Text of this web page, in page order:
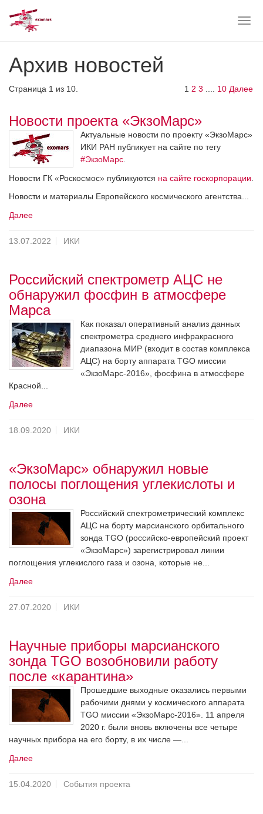
mainАрхив новостей
Страница 1 из 10. 1 2 3 10 Далее
Новости проекта «ЭкзоМарс»
Актуальные новости по проекту «ЭкзоМарс»
ИКИ РАН публикует на сайте по тегу
#ЭкзоМарс
Новости ГК «Роскосмос» публикуются на сайте госкорпорации
Новости и материалы Европейского космического агентства...
Далее
13.07.2022 ИКИ
Российский спектрометр АЦС не
обнаружил фосфин в атмосфере
Марса
Как показал оперативный анализ данных
спектрометра среднего инфракрасного
диапазона МИР (входит в состав комплекса
АЦС) на борту аппарата TGO миссии
«ЭкзоМарс-2016», фосфина в атмосфере
Красной...
Далее
18.09.2020 ИКИ
«ЭкзоМарс» обнаружил новые
полосы поглощения углекислоты и
озона
Российский спектрометрический комплекс
АЦС на борту марсианского орбитального
зонда TGO (российско-европейский проект
«ЭкзоМарс») зарегистрировал линии
поглощения углекислого газа и озона, которые не...
Далее
27.07.2020 ИКИ
Научные приборы марсианского
зонда TGO возобновили работу
после «карантина»
Прошедшие выходные оказались первыми
рабочими днями у космического аппарата
TGO миссии «ЭкзоМарс-2016». 11 апреля
2020 г. были вновь включены все четыре
научных прибора на его борту, в их числе —...
Далее
15.04.2020 События проекта